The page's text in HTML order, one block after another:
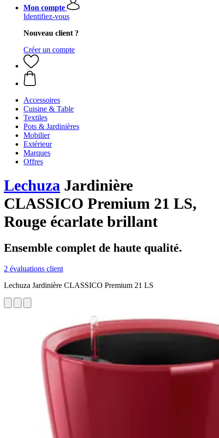
Mon compte
Identifiez-vous
Nouveau client ?
Créer un compte
Accessoires
Cuisine & Table
Textiles
Pots & Jardinières
Mobilier
Extérieur
Marques
Offres
Lechuza Jardinière
CLASSICO Premium 21 LS,
Rouge écarlate brillant
Ensemble complet de haute qualité.
2 évaluations client
Lechuza Jardinière CLASSICO Premium 21 LS